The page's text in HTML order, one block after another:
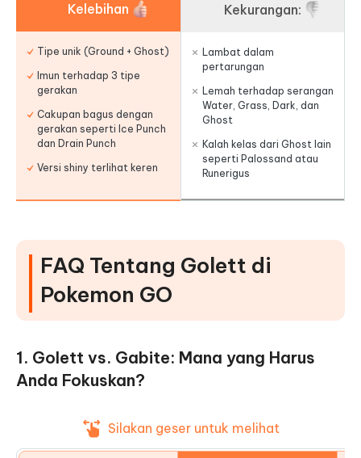
Kelebihan
Tipe unik (Ground + Ghost)
Imun terhadap 3 tipe
gerakan
Cakupan bagus dengan
gerakan seperti Ice Punch
dan Drain Punch
Versi shiny terlihat keren
Kekurangan:
Lambat dalam
pertarungan
Lemah terhadap serangan
Water, Grass, Dark, dan
Ghost
Kalah kelas dari Ghost lain
seperti Palossand atau
Runerigus
FAQ Tentang Golett di
Pokemon GO
1. Golett vs. Gabite: Mana yang Harus
Anda Fokuskan?
Silakan geser untuk melihat